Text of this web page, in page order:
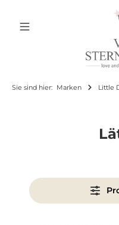
Zum Hauptinhalt springen
Sie sind hier: Marken Little